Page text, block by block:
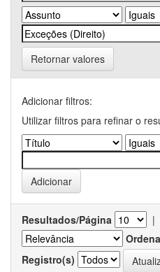
Retornar valores
Adicionar filtros:
Utilizar filtros para refinar o
Resultados/Página |
Registro(s)